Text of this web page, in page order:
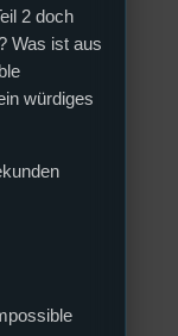
2 doch
Was ist aus
würdiges